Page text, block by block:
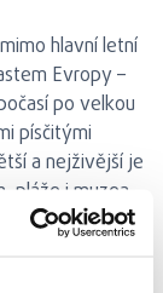
hlavní letní
Evropy –
po velkou
písčitými
a nejživější je
pláže i muzea.
je navíc